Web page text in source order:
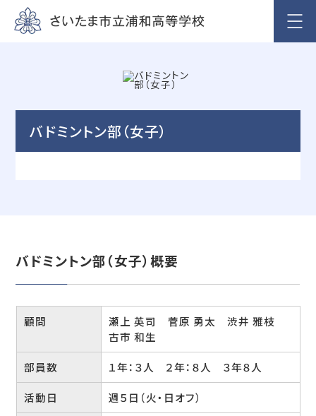
バドミントン部（女子）
バドミントン部（女子）概要
顧問
瀬上 英司 菅原 勇太 渋井 雅枝
古市 和生
部員数 １年：３人 ２年：８人 ３年８人
活動日 週５日（火・日オフ）